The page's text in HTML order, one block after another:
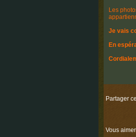
Les
Je vais
En
Partager
Vous